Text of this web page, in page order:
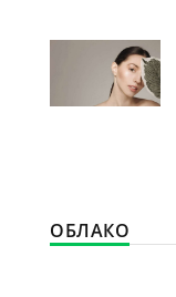
ОБЛАКО